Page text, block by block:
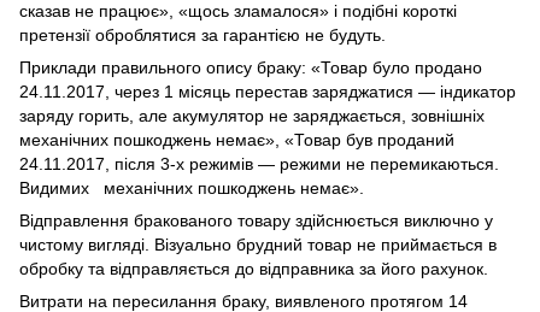
сказав не працює», «щось зламалося» і подібні короткі
претензії оброблятися за гарантією не будуть.
Приклади правильного опису браку: «Товар було продано
24.11.2017, через 1 місяць перестав заряджатися — індикатор
заряду горить, але акумулятор не заряджається, зовнішніх
механічних пошкоджень немає», «Товар був проданий
24.11.2017, після 3-х режимів — режими не перемикаються.
Видимих механічних пошкоджень немає».
Відправлення бракованого товару здійснюється виключно у
чистому вигляді. Візуально брудний товар не приймається в
обробку та відправляється до відправника за його рахунок.
Витрати на пересилання браку, виявленого протягом 14